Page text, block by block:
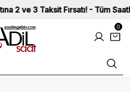
3 Taksit Fırsatı! - Tüm
0